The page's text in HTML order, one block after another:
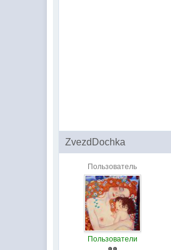
ZvezdDochka
Пользователь
Пользователи